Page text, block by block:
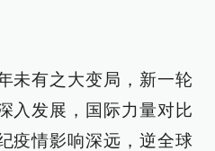
未有之大变局，新一轮
入发展，国际力量对比
疫情影响深远，逆全球